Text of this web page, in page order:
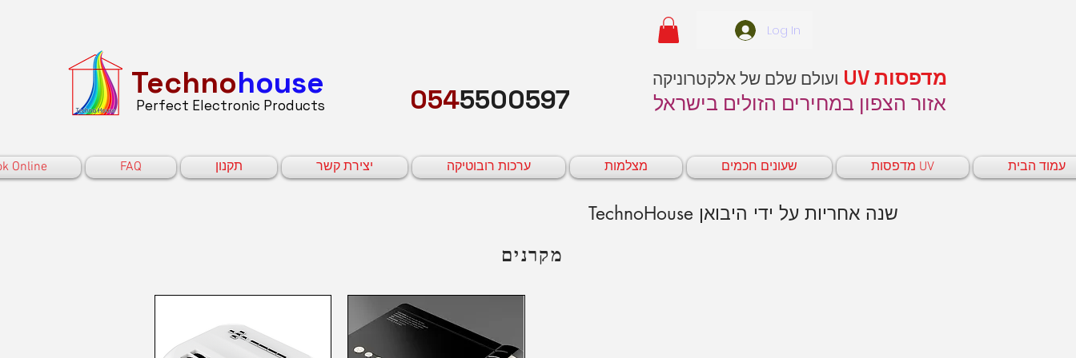
Technohouse
Perfect Electronic Products
מדפסות UV ועולם שלם של אלקטרוניקה
אזור הצפון במחירים הזולים בישראל
Log In
0545500597
עמוד הבית UV מדפסות שעונים חכמים מצלמות ערכות רובוטיקה יצירת קשר תקנון FAQ
Online
מקרנים